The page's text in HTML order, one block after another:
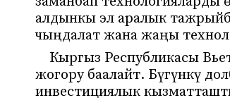
алдынкы эл аралык
чыңдалат жана жаңы
Кыргыз Республикасы
жогору баалайт. Бүгүнкү
инвестициялык